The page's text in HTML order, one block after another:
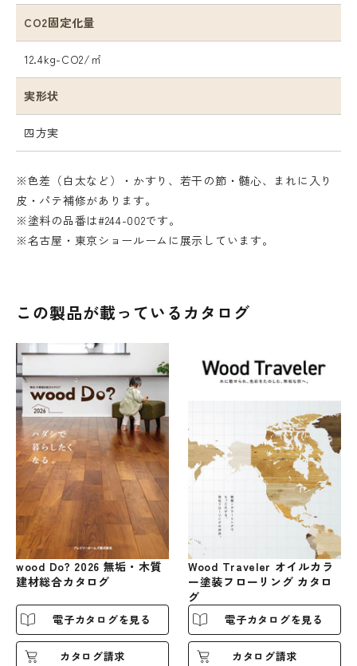
CO2固定化量
12.4kg-CO2/㎡
実形状
四方実
※色差（白太など）・かすり、若干の節・髄心、まれに入り
皮・パテ補修があります。
※塗料の品番は#244-002です。
※名古屋・東京ショールームに展示しています。
この製品が載っているカタログ
wood Do? 2026 無垢・木質
建材総合カタログ
電子カタログを見る
カタログ請求
Wood Traveler オイルカラ
ー塗装フローリング カタロ
グ
電子カタログを見る
カタログ請求